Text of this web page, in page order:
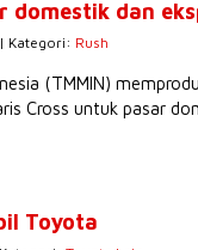
domestik dan
Kategori: Rush
(TMMIN)
Cross untuk pasar
Toyota